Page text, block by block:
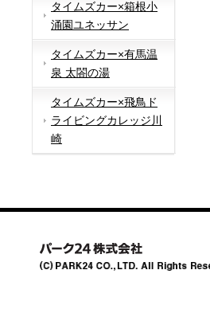
タイムズカー×箱根小
涌園ユネッサン
タイムズカー×有馬温
泉 太閤の湯
タイムズカー×飛鳥ド
ライビングカレッジ川
崎